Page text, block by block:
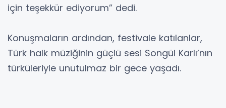
için teşekkür ediyorum” dedi.
Konuşmaların ardından, festivale katılanlar,
Türk halk müziğinin güçlü sesi Songül Karlı’nın
türküleriyle unutulmaz bir gece yaşadı.